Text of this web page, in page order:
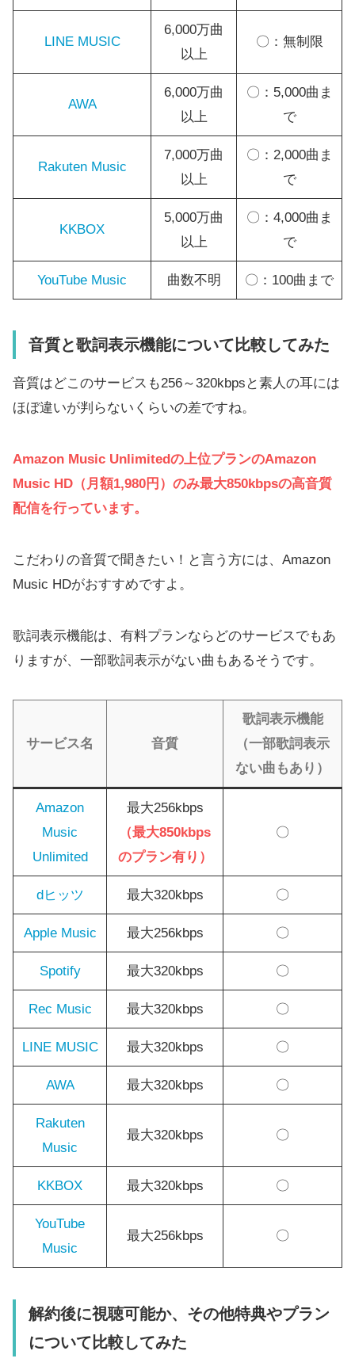
LINE MUSIC
6,000万曲
以上
〇：無制限
AWA
6,000万曲
以上
〇：5,000曲ま
で
Rakuten Music
7,000万曲
以上
〇：2,000曲ま
で
KKBOX
5,000万曲
以上
〇：4,000曲ま
で
YouTube Music 曲数不明 〇：100曲まで
音質と歌詞表示機能について比較してみた
音質はどこのサービスも256～320kbpsと素人の耳には
ほぼ違いが判らないくらいの差ですね。
Amazon Music Unlimitedの上位プランのAmazon
Music HD（月額1,980円）のみ最大850kbpsの高音質
配信を行っています。
こだわりの音質で聞きたい！と言う方には、Amazon
Music HDがおすすめですよ。
歌詞表示機能は、有料プランならどのサービスでもあ
りますが、一部歌詞表示がない曲もあるそうです。
サービス名 音質
歌詞表示機能
（一部歌詞表示
ない曲もあり）
Amazon
Music
Unlimited
最大256kbps
（最大850kbps
のプラン有り）
〇
dヒッツ 最大320kbps 〇
Apple Music 最大256kbps 〇
Spotify 最大320kbps 〇
Rec Music 最大320kbps 〇
LINE MUSIC 最大320kbps 〇
AWA 最大320kbps 〇
Rakuten
Music
最大320kbps 〇
KKBOX 最大320kbps 〇
YouTube
Music
最大256kbps 〇
解約後に視聴可能か、その他特典やプラン
について比較してみた